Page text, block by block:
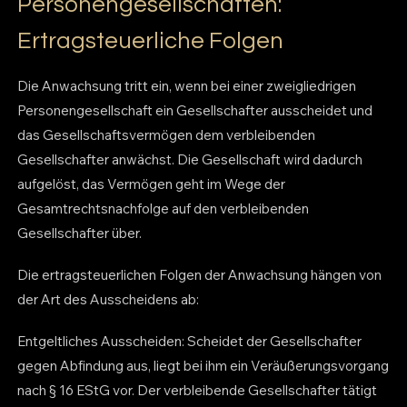
Ertragsteuerliche Folgen
Die Anwachsung tritt ein, wenn bei einer zweigliedrigen
Personengesellschaft ein Gesellschafter ausscheidet und
das Gesellschaftsvermögen dem verbleibenden
Gesellschafter anwächst. Die Gesellschaft wird dadurch
aufgelöst, das Vermögen geht im Wege der
Gesamtrechtsnachfolge auf den verbleibenden
Gesellschafter über.
Die ertragsteuerlichen Folgen der Anwachsung hängen von
der Art des Ausscheidens ab:
Entgeltliches Ausscheiden: Scheidet der Gesellschafter
gegen Abfindung aus, liegt bei ihm ein Veräußerungsvorgang
nach § 16 EStG vor. Der verbleibende Gesellschafter tätigt